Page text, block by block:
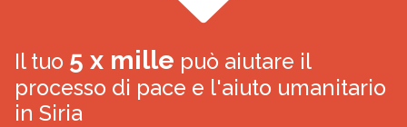
Il tuo 5 x mille può aiutare il
processo di pace e l'aiuto umanitario
in Siria